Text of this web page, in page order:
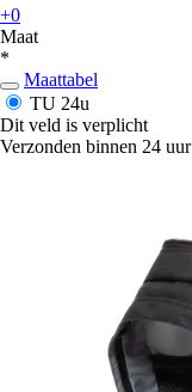
+0
Maat
*
Maattabel
TU 24u
Dit veld is verplicht
Verzonden binnen 24 uur